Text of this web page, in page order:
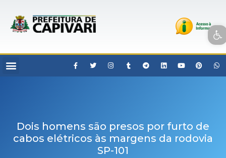
Open toolbar
Dois homens são presos por furto de
cabos elétricos às margens da rodovia
SP-101